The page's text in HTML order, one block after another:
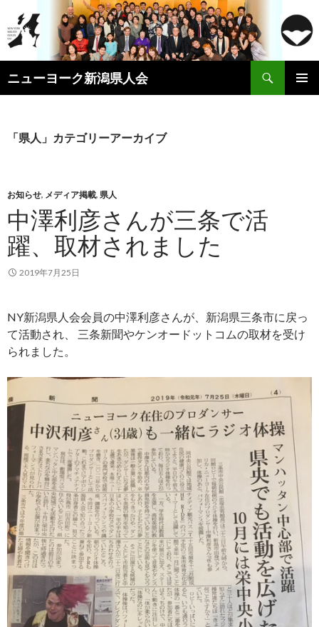
ニューヨーク新潟県人会
索
ン
キ
プ
「県人」カテゴリーアーカイブ
お知らせ, メディア掲載, 県人
中澤利彦さんが三条で活
躍、取材されました
2019年7月25日
NY新潟県人会会員の中澤利彦さんが、新潟県三条市に戻っ
て活動され、 三条新聞やケンオードットコムの取材を受け
られました。